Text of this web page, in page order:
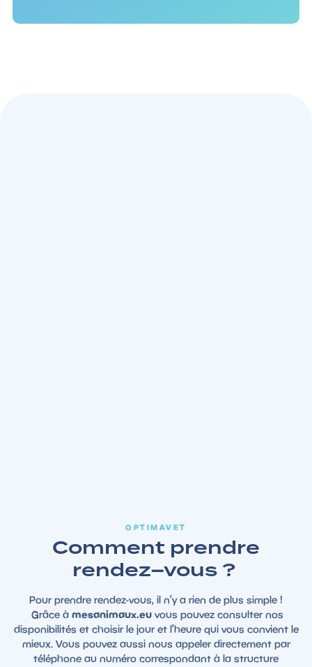
OPTIMAVET
Comment prendre
rendez–vous ?
Pour prendre rendez-vous, il n’y a rien de plus simple !
Grâce à mesanimaux.eu vous pouvez consulter nos
disponibilités et choisir le jour et l’heure qui vous convient le
mieux. Vous pouvez aussi nous appeler directement par
téléphone au numéro correspondant à la structure